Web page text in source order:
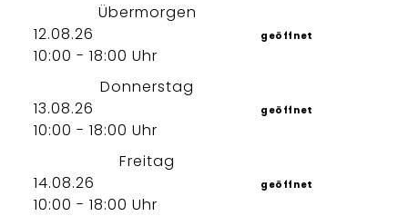
Übermorgen
12.08.26
10:00 - 18:00 Uhr
geöffnet
Donnerstag
13.08.26
10:00 - 18:00 Uhr
geöffnet
Freitag
14.08.26
10:00 - 18:00 Uhr
geöffnet